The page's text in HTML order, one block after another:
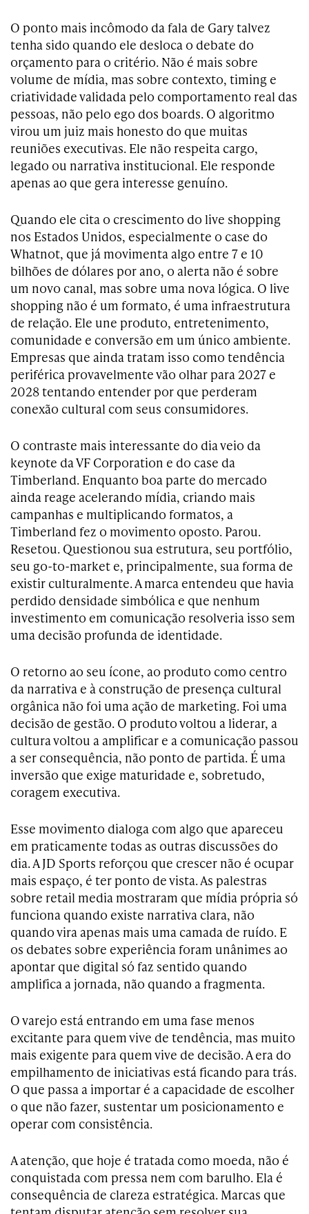
O ponto mais incômodo da fala de Gary talvez
tenha sido quando ele desloca o debate do
orçamento para o critério. Não é mais sobre
volume de mídia, mas sobre contexto, timing e
criatividade validada pelo comportamento real das
pessoas, não pelo ego dos boards. O algoritmo
virou um juiz mais honesto do que muitas
reuniões executivas. Ele não respeita cargo,
legado ou narrativa institucional. Ele responde
apenas ao que gera interesse genuíno.
Quando ele cita o crescimento do live shopping
nos Estados Unidos, especialmente o case do
Whatnot, que já movimenta algo entre 7 e 10
bilhões de dólares por ano, o alerta não é sobre
um novo canal, mas sobre uma nova lógica. O live
shopping não é um formato, é uma infraestrutura
de relação. Ele une produto, entretenimento,
comunidade e conversão em um único ambiente.
Empresas que ainda tratam isso como tendência
periférica provavelmente vão olhar para 2027 e
2028 tentando entender por que perderam
conexão cultural com seus consumidores.
O contraste mais interessante do dia veio da
keynote da VF Corporation e do case da
Timberland. Enquanto boa parte do mercado
ainda reage acelerando mídia, criando mais
campanhas e multiplicando formatos, a
Timberland fez o movimento oposto. Parou.
Resetou. Questionou sua estrutura, seu portfólio,
seu go-to-market e, principalmente, sua forma de
existir culturalmente. A marca entendeu que havia
perdido densidade simbólica e que nenhum
investimento em comunicação resolveria isso sem
uma decisão profunda de identidade.
O retorno ao seu ícone, ao produto como centro
da narrativa e à construção de presença cultural
orgânica não foi uma ação de marketing. Foi uma
decisão de gestão. O produto voltou a liderar, a
cultura voltou a amplificar e a comunicação passou
a ser consequência, não ponto de partida. É uma
inversão que exige maturidade e, sobretudo,
coragem executiva.
Esse movimento dialoga com algo que apareceu
em praticamente todas as outras discussões do
dia. A JD Sports reforçou que crescer não é ocupar
mais espaço, é ter ponto de vista. As palestras
sobre retail media mostraram que mídia própria só
funciona quando existe narrativa clara, não
quando vira apenas mais uma camada de ruído. E
os debates sobre experiência foram unânimes ao
apontar que digital só faz sentido quando
amplifica a jornada, não quando a fragmenta.
O varejo está entrando em uma fase menos
excitante para quem vive de tendência, mas muito
mais exigente para quem vive de decisão. A era do
empilhamento de iniciativas está ficando para trás.
O que passa a importar é a capacidade de escolher
o que não fazer, sustentar um posicionamento e
operar com consistência.
A atenção, que hoje é tratada como moeda, não é
conquistada com pressa nem com barulho. Ela é
consequência de clareza estratégica. Marcas que